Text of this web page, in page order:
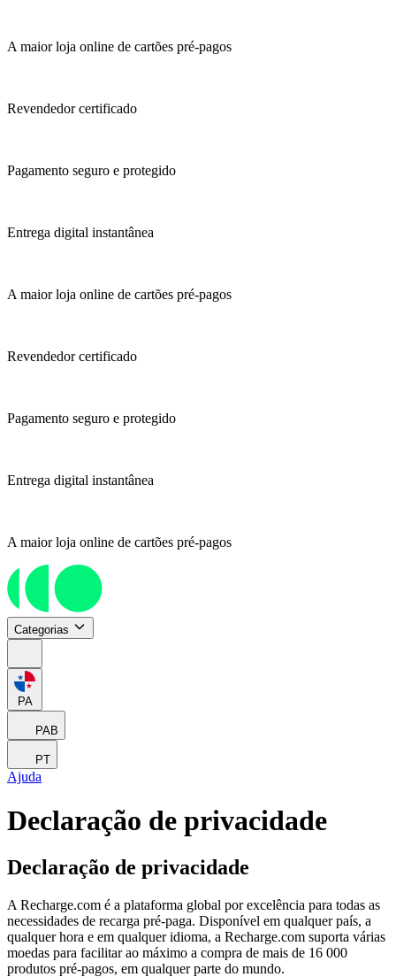
A maior loja online de cartões pré-pagos
Revendedor certificado
Pagamento seguro e protegido
Entrega digital instantânea
A maior loja online de cartões pré-pagos
Revendedor certificado
Pagamento seguro e protegido
Entrega digital instantânea
A maior loja online de cartões pré-pagos
Categorias
PA
PAB
PT
Ajuda
Declaração de privacidade
Declaração de privacidade
A Recharge.com é a plataforma global por excelência para todas as
necessidades de recarga pré-paga. Disponível em qualquer país, a
qualquer hora e em qualquer idioma, a Recharge.com suporta várias
moedas para facilitar ao máximo a compra de mais de 16 000
produtos pré-pagos, em qualquer parte do mundo.